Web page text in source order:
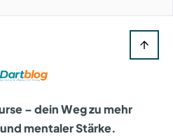
– dein Weg zu mehr
mentaler Stärke.